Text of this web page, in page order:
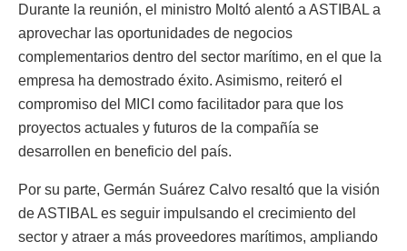
Durante la reunión, el ministro Moltó alentó a ASTIBAL a
aprovechar las oportunidades de negocios
complementarios dentro del sector marítimo, en el que la
empresa ha demostrado éxito. Asimismo, reiteró el
compromiso del MICI como facilitador para que los
proyectos actuales y futuros de la compañía se
desarrollen en beneficio del país.
Por su parte, Germán Suárez Calvo resaltó que la visión
de ASTIBAL es seguir impulsando el crecimiento del
sector y atraer a más proveedores marítimos, ampliando